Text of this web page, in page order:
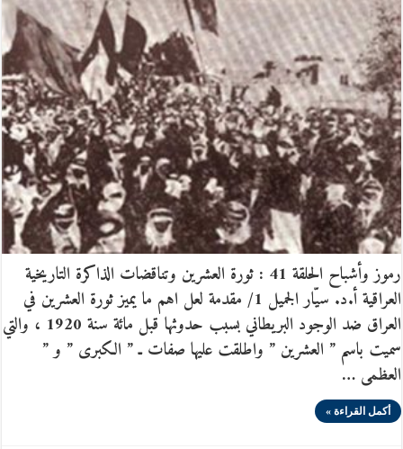
رموز وأشباح الحلقة 41 : ثورة العشرين وتناقضات الذاكرة التاريخية
العراقية أ.د. سيّار الجميل 1/ مقدمة لعل اهم ما يميز ثورة العشرين في
العراق ضد الوجود البريطاني بسبب حدوثها قبل مائة سنة 1920 ، والتي
سميت باسم ” العشرين ” واطلقت عليها صفات ـ ” الكبرى ” و ”
العظمى …
أكمل القراءة »